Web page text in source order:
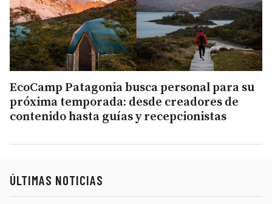
EcoCamp Patagonia busca personal para su
próxima temporada: desde creadores de
contenido hasta guías y recepcionistas
ÚLTIMAS NOTICIAS